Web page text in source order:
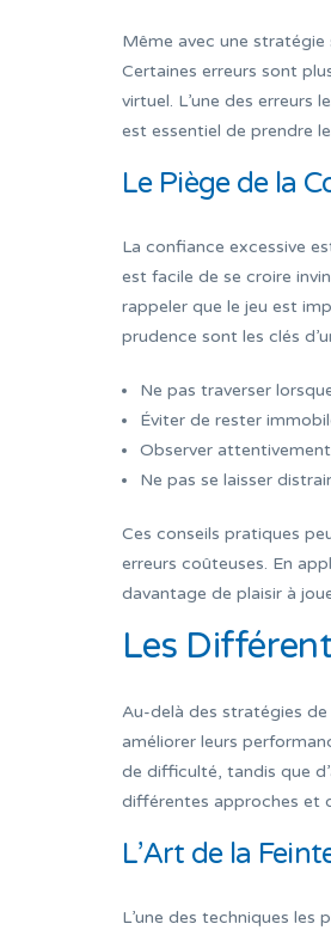
Même avec une
Certaines erreurs sont
virtuel. L’une des erreurs
est essentiel de prendre
Le Piège de la
La confiance excessive
est facile de se croire
rappeler que le jeu est
prudence sont les clés
Ne pas traverser
Éviter de rester
Observer
Ne pas se laisser
Ces conseils pratiques
erreurs coûteuses. En
davantage de plaisir à
Les
Au-delà des stratégies
améliorer leurs
de difficulté, tandis que
différentes approches et
L’Art de la
L’une des techniques